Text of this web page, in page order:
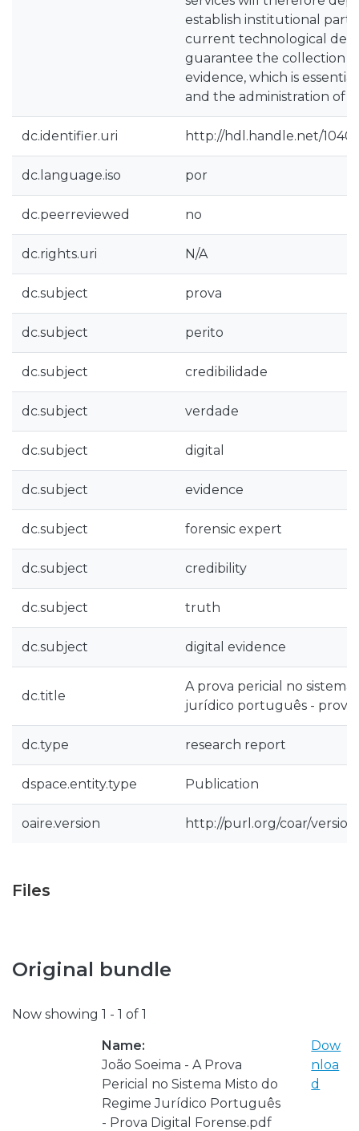
establish institutional
current technological
guarantee the collection
evidence, which is
and the administration of
dc.identifier.uri http://hdl.handle.net/
dc.language.iso por
dc.peerreviewed no
dc.rights.uri N/A
dc.subject prova
dc.subject perito
dc.subject credibilidade
dc.subject verdade
dc.subject digital
dc.subject evidence
dc.subject forensic expert
dc.subject credibility
dc.subject truth
dc.subject digital evidence
dc.title
A prova pericial no
jurídico português - prova
dc.type research report
dspace.entity.type Publication
oaire.version http://purl.org/coar/
Files
Original bundle
Now showing 1 - 1 of 1
Name:
João Soeima - A Prova
Pericial no Sistema Misto do
Regime Jurídico Português
- Prova Digital Forense.pdf
Dow
nloa
d